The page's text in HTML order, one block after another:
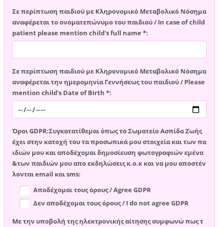
Σε περίπτωση παιδιού με Κληρονομικό Μεταβολικό Νόσημα
αναφέρεται το ονοματεπώνυμο του παιδιού / In case of child
patient please mention child's full name *:
Σε περίπτωση παιδιού με Κληρονομικό Μεταβολικό Νόσημα
αναφέρεται την ημερομηνία Γεννήσεως του παιδιού / Please
mention child's Date of Birth *:
Όροι GDPR:Συγκατατίθεμαι όπως το Σωματείο Ασπίδα Ζωής
έχει στην κατοχή του τα προσωπικά μου στοιχεία και των πα
ιδιών μου και αποδέχομαι δημοσίευση φωτογραφιών εμένα
&των παιδιών μου απο εκδηλώσεις κ.ο.κ και να μου αποστέν
λονται email και sms:
Αποδέχομαι τους όρους / Agree GDPR
Δεν αποδέχομαι τους όρους / I do not agree GDPR
Με την υποβολή της ηλεκτρονικής αίτησης συμφωνώ πως τ